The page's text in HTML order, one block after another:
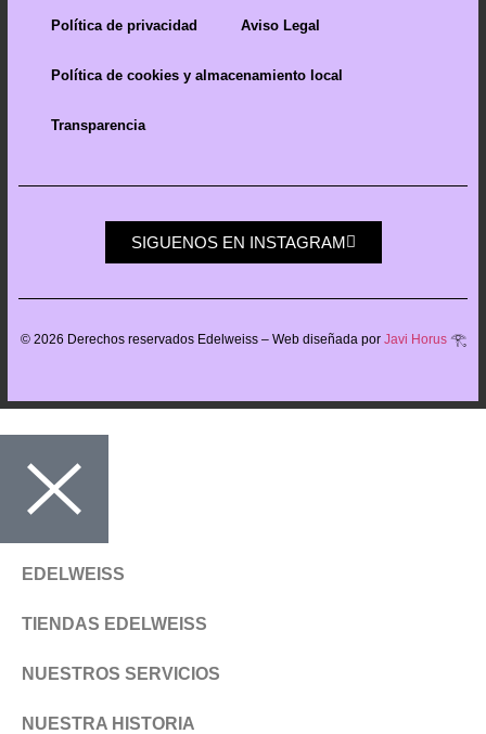
Política de privacidad Aviso Legal
Política de cookies y almacenamiento local
Transparencia
SIGUENOS EN INSTAGRAM
© 2026 Derechos reservados Edelweiss – Web diseñada por Javi Horus𓂀
EDELWEISS
TIENDAS EDELWEISS
NUESTROS SERVICIOS
NUESTRA HISTORIA